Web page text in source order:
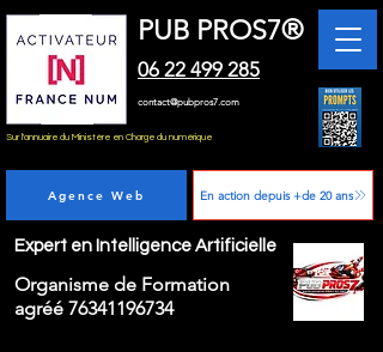
PUB PROS7®
06 22 499 285
contact@pubpros7.com
Sur l'annuaire du Ministère en Charge du numérique
Agence Web En action depuis +de 20 ans
Expert en Intelligence Artificielle
Organisme de Formation
agréé 76341196734